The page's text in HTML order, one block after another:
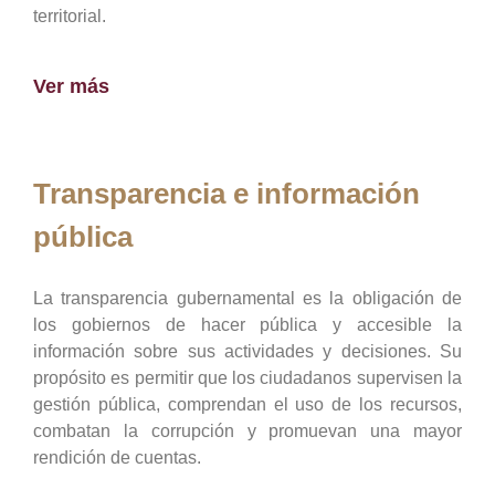
territorial.
Ver más
Transparencia e información
pública
La transparencia gubernamental es la obligación de
los gobiernos de hacer pública y accesible la
información sobre sus actividades y decisiones. Su
propósito es permitir que los ciudadanos supervisen la
gestión pública, comprendan el uso de los recursos,
combatan la corrupción y promuevan una mayor
rendición de cuentas.